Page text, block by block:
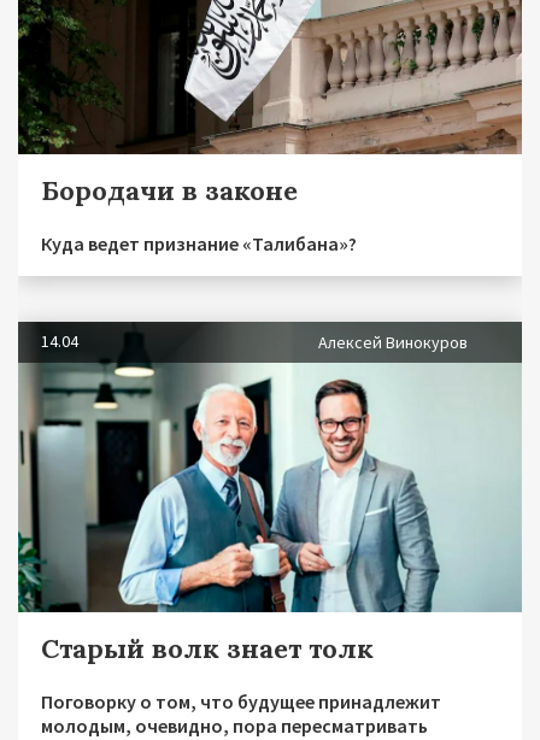
Бородачи в законе
Куда ведет признание «Талибана»?
14.04 Алексей Винокуров
Старый волк знает толк
Поговорку о том, что будущее принадлежит
молодым, очевидно, пора пересматривать